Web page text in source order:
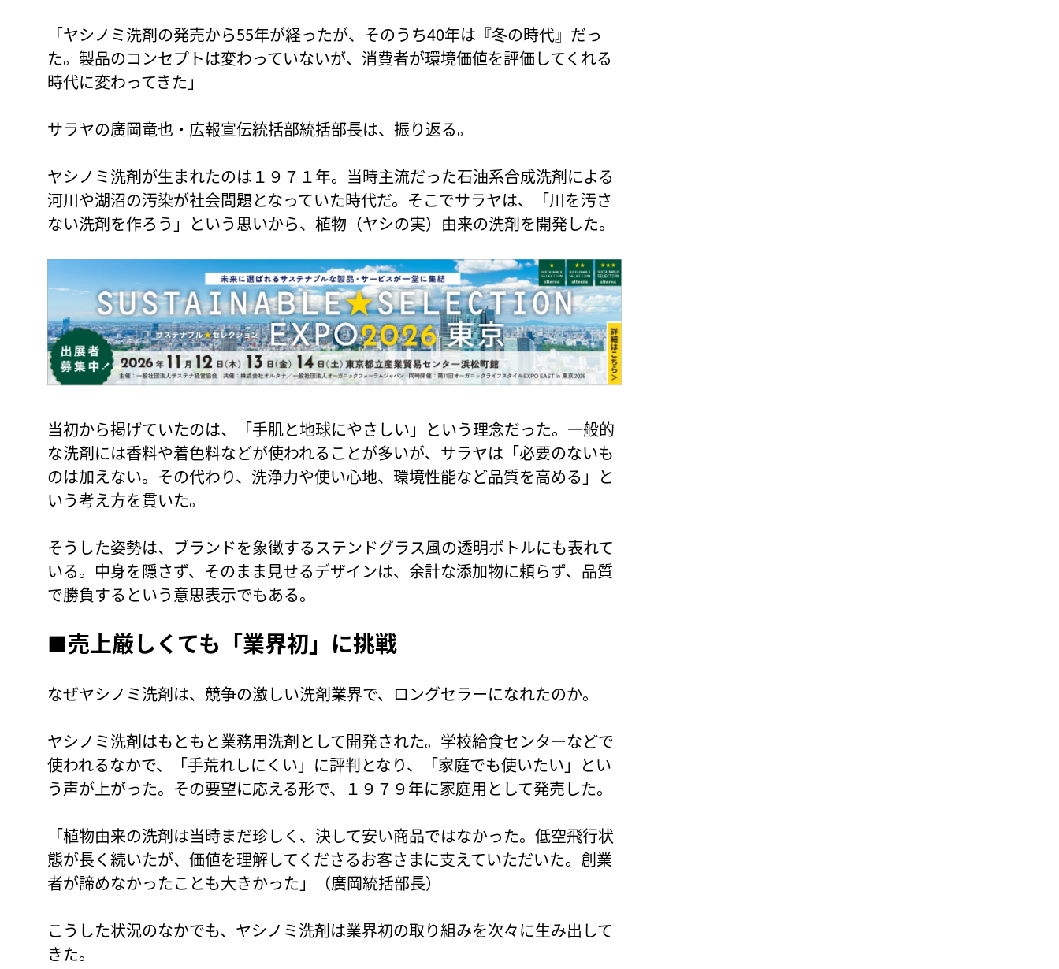
「ヤシノミ洗剤の発売から55年が経ったが、そのうち40年は『冬の時代』だっ
た。製品のコンセプトは変わっていないが、消費者が環境価値を評価してくれる
時代に変わってきた」
サラヤの廣岡竜也・広報宣伝統括部統括部長は、振り返る。
ヤシノミ洗剤が生まれたのは１９７１年。当時主流だった石油系合成洗剤による
河川や湖沼の汚染が社会問題となっていた時代だ。そこでサラヤは、「川を汚さ
ない洗剤を作ろう」という思いから、植物（ヤシの実）由来の洗剤を開発した。
当初から掲げていたのは、「手肌と地球にやさしい」という理念だった。一般的
な洗剤には香料や着色料などが使われることが多いが、サラヤは「必要のないも
のは加えない。その代わり、洗浄力や使い心地、環境性能など品質を高める」と
いう考え方を貫いた。
そうした姿勢は、ブランドを象徴するステンドグラス風の透明ボトルにも表れて
いる。中身を隠さず、そのまま見せるデザインは、余計な添加物に頼らず、品質
で勝負するという意思表示でもある。
■売上厳しくても「業界初」に挑戦
なぜヤシノミ洗剤は、競争の激しい洗剤業界で、ロングセラーになれたのか。
ヤシノミ洗剤はもともと業務用洗剤として開発された。学校給食センターなどで
使われるなかで、「手荒れしにくい」に評判となり、「家庭でも使いたい」とい
う声が上がった。その要望に応える形で、１９７９年に家庭用として発売した。
「植物由来の洗剤は当時まだ珍しく、決して安い商品ではなかった。低空飛行状
態が長く続いたが、価値を理解してくださるお客さまに支えていただいた。創業
者が諦めなかったことも大きかった」（廣岡統括部長）
こうした状況のなかでも、ヤシノミ洗剤は業界初の取り組みを次々に生み出して
きた。